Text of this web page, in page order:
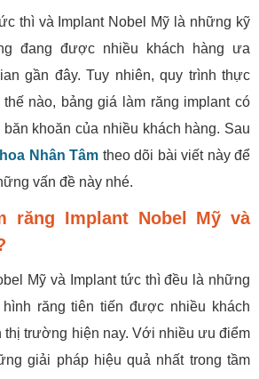
thì và Implant Nobel Mỹ là những kỹ
đang được nhiều khách hàng ưa
gần đây. Tuy nhiên, quy trình thực
nào, bảng giá làm răng implant có
khoăn của nhiều khách hàng. Sau
Nhân Tâm theo dõi bài viết này để
vấn đề này nhé.
răng Implant Nobel Mỹ và
Mỹ và Implant tức thì đều là những
răng tiên tiến được nhiều khách
thị trường hiện nay. Với nhiều ưu điểm
giải pháp hiệu quả nhất trong tầm